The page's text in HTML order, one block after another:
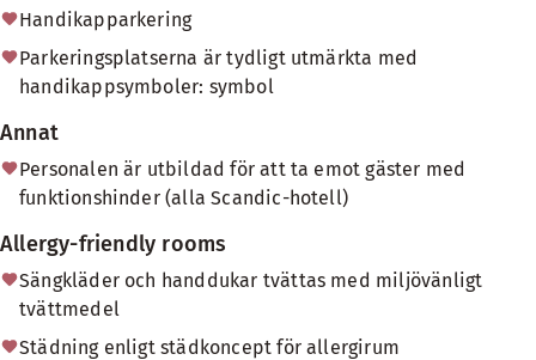
Handikapparkering
Parkeringsplatserna är tydligt utmärkta med
handikappsymboler: symbol
Annat
Personalen är utbildad för att ta emot gäster med
funktionshinder (alla Scandic-hotell)
Allergy-friendly rooms
Sängkläder och handdukar tvättas med miljövänligt
tvättmedel
Städning enligt städkoncept för allergirum